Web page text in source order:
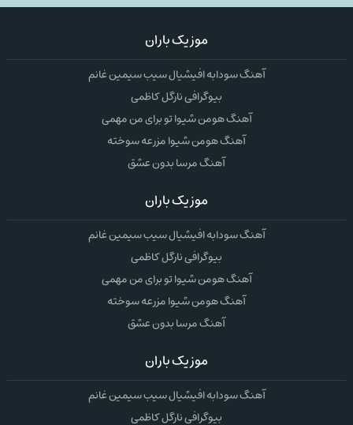
موزیک باران
آهنگ سودابه افیشیال سیب سیمین غانم
بیوگرافی نارگل کاظمی
آهنگ هومن شیوا تو برای من مهمی
آهنگ هومن شیوا مزرعه سوخته
آهنگ مرسا بدون عشق
موزیک باران
آهنگ سودابه افیشیال سیب سیمین غانم
بیوگرافی نارگل کاظمی
آهنگ هومن شیوا تو برای من مهمی
آهنگ هومن شیوا مزرعه سوخته
آهنگ مرسا بدون عشق
موزیک باران
آهنگ سودابه افیشیال سیب سیمین غانم
بیوگرافی نارگل کاظمی